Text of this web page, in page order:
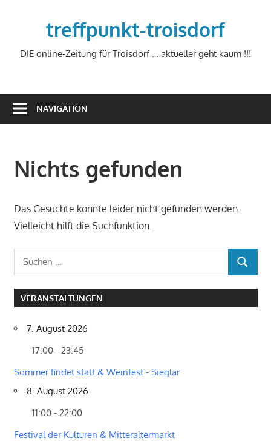
treffpunkt-troisdorf
DIE online-Zeitung für Troisdorf … aktueller geht kaum !!!
NAVIGATION
Nichts gefunden
Das Gesuchte konnte leider nicht gefunden werden.
Vielleicht hilft die Suchfunktion.
Suchen
nach:
SUCHEN
VERANSTALTUNGEN
7. August 2026
17:00 - 23:45
Sommer findet statt & Weinfest - Sieglar
8. August 2026
11:00 - 22:00
Festival der Kulturen & Mitteraltermarkt